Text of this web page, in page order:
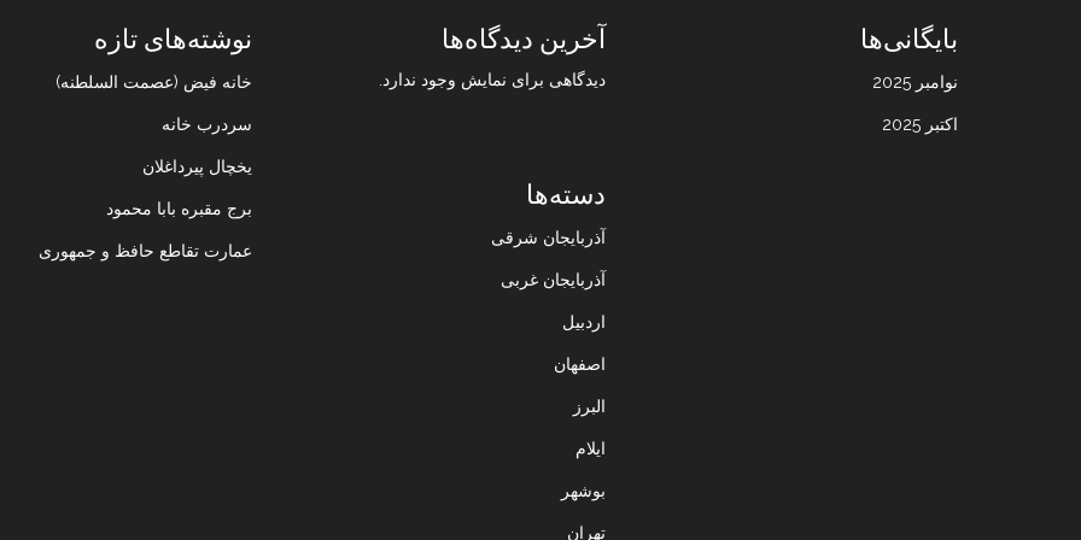
نوشته‌های تازه
خانه فیض (عصمت السلطنه)
سردرب خانه
یخچال پیرداغلان
برج مقبره بابا محمود
عمارت تقاطع حافظ و جمهوری
آخرین دیدگاه‌ها
دیدگاهی برای نمایش وجود ندارد.
بایگانی‌ها
نوامبر 2025
اکتبر 2025
دسته‌ها
آذربایجان شرقی
آذربایجان غربی
اردبیل
اصفهان
البرز
ایلام
بوشهر
تهران